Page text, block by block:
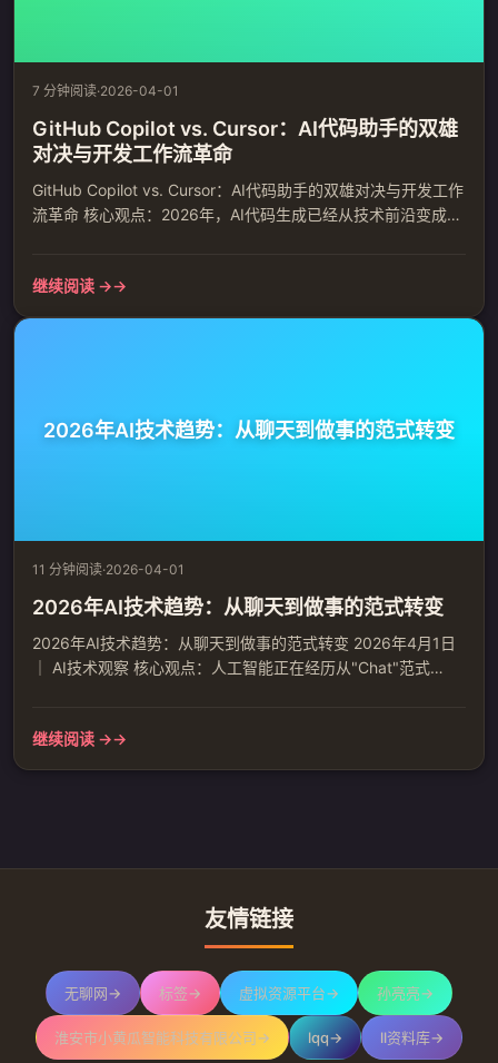
7 分钟阅读·2026-04-01
GitHub Copilot vs. Cursor：AI代码助手的双雄
对决与开发工作流革命
GitHub Copilot vs. Cursor：AI代码助手的双雄对决与开发工作
流革命 核心观点：2026年，AI代码生成已经从技术前沿变成了
代，而是一场关于开发思维和工作流的深刻变革。 一、市场格
继续阅读 →
2026年AI技术趋势：从聊天到做事的范式转变
11 分钟阅读·2026-04-01
2026年AI技术趋势：从聊天到做事的范式转变
2026年AI技术趋势：从聊天到做事的范式转变 2026年4月1日
｜ AI技术观察 核心观点：人工智能正在经历从"Chat"范式
转变预示着AI技术将从理论走向实际应用，深度融入各行各业
继续阅读 →
友情链接
无聊网→ 标签→ 虚拟资源平台→ 孙亮亮→
淮安市小黄瓜智能科技有限公司→ lqq→ ll资料库→